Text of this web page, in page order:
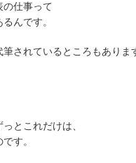
の仕事って
んです。
筆されているところもありま
とこれだけは、
す。